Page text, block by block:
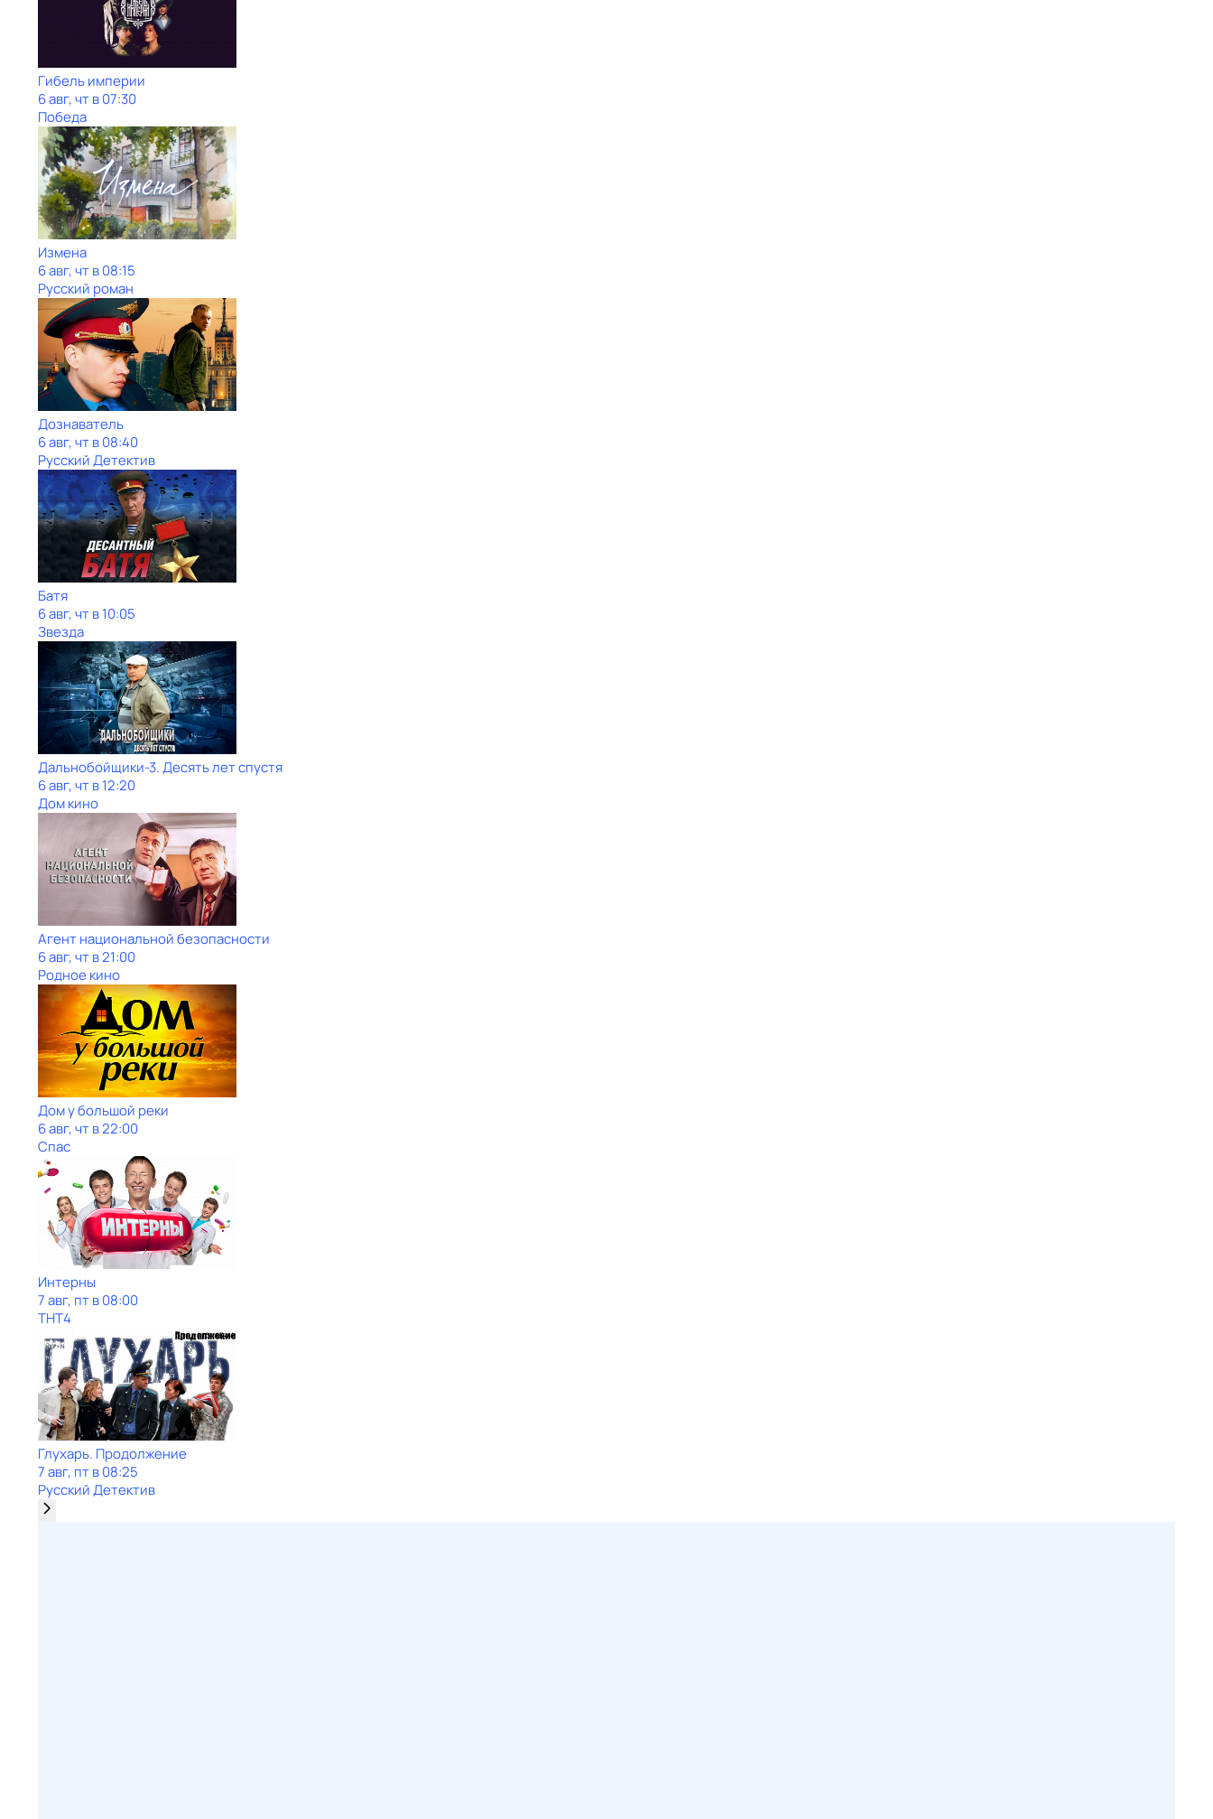
Гибель империи
6 авг, чт в 07:30
Победа
Измена
6 авг, чт в 08:15
Русский роман
Дознаватель
6 авг, чт в 08:40
Русский Детектив
Батя
6 авг, чт в 10:05
Звезда
Дальнобойщики-3. Десять лет спустя
6 авг, чт в 12:20
Дом кино
Агент национальной безопасности
6 авг, чт в 21:00
Родное кино
Дом у большой реки
6 авг, чт в 22:00
Спас
Интерны
7 авг, пт в 08:00
ТНТ4
Глухарь. Продолжение
7 авг, пт в 08:25
Русский Детектив